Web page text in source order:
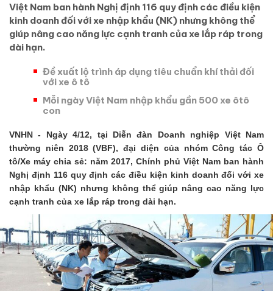
Việt Nam ban hành Nghị định 116 quy định các điều kiện
kinh doanh đối với xe nhập khẩu (NK) nhưng không thể
giúp nâng cao năng lực cạnh tranh của xe lắp ráp trong
dài hạn.
Đề xuất lộ trình áp dụng tiêu chuẩn khí thải đối
với xe ô tô
Mỗi ngày Việt Nam nhập khẩu gần 500 xe ôtô
con
VNHN - Ngày 4/12, tại Diễn đàn Doanh nghiệp Việt Nam
thường niên 2018 (VBF), đại diện của nhóm Công tác Ô
tô/Xe máy chia sẻ: năm 2017, Chính phủ Việt Nam ban hành
Nghị định 116 quy định các điều kiện kinh doanh đối với xe
nhập khẩu (NK) nhưng không thể giúp nâng cao năng lực
cạnh tranh của xe lắp ráp trong dài hạn.